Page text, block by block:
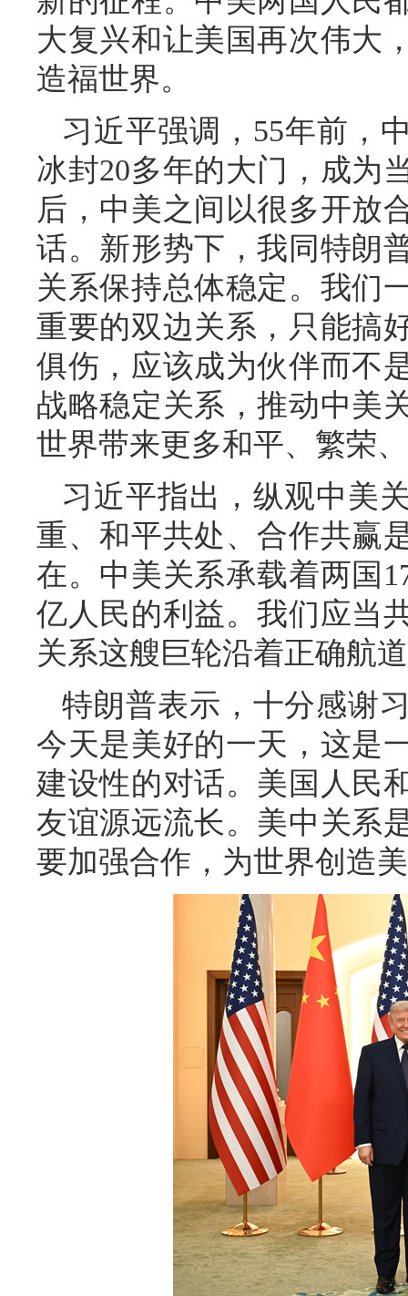
大复兴和让美国再次伟大
造福世界。
习近平强调，55年前，
冰封20多年的大门，成为
后，中美之间以很多开放
话。新形势下，我同特朗
关系保持总体稳定。我们
重要的双边关系，只能搞
俱伤，应该成为伙伴而不
战略稳定关系，推动中美
世界带来更多和平、繁荣
习近平指出，纵观中美
重、和平共处、合作共赢
在。中美关系承载着两国
亿人民的利益。我们应当
关系这艘巨轮沿着正确航
特朗普表示，十分感谢
今天是美好的一天，这是
建设性的对话。美国人民
友谊源远流长。美中关系
要加强合作，为世界创造